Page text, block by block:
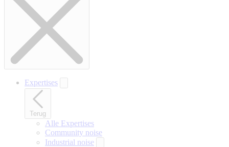
Expertises
Terug
Alle Expertises
Community noise
Industrial noise